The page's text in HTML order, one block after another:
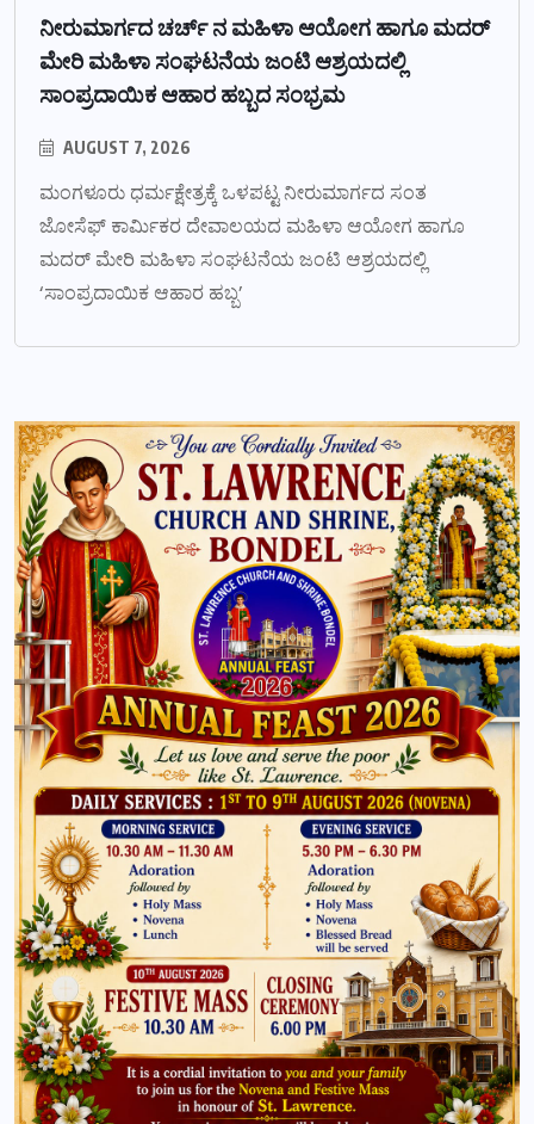
ನೀರುಮಾರ್ಗದ ಚರ್ಚ್ ನ ಮಹಿಳಾ ಆಯೋಗ ಹಾಗೂ ಮದರ್
ಮೇರಿ ಮಹಿಳಾ ಸಂಘಟನೆಯ ಜಂಟಿ ಆಶ್ರಯದಲ್ಲಿ
ಸಾಂಪ್ರದಾಯಿಕ ಆಹಾರ ಹಬ್ಬದ ಸಂಭ್ರಮ
AUGUST 7, 2026
ಮಂಗಳೂರು ಧರ್ಮಕ್ಷೇತ್ರಕ್ಕೆ ಒಳಪಟ್ಟ ನೀರುಮಾರ್ಗದ ಸಂತ
ಜೋಸೆಫ್ ಕಾರ್ಮಿಕರ ದೇವಾಲಯದ ಮಹಿಳಾ ಆಯೋಗ ಹಾಗೂ
ಮದರ್ ಮೇರಿ ಮಹಿಳಾ ಸಂಘಟನೆಯ ಜಂಟಿ ಆಶ್ರಯದಲ್ಲಿ
‘ಸಾಂಪ್ರದಾಯಿಕ ಆಹಾರ ಹಬ್ಬ’